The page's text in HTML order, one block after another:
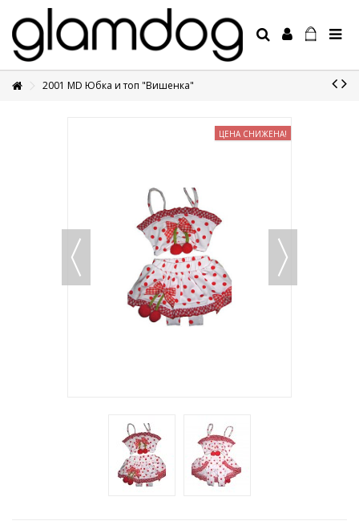
+7 495 1250410
2001 MD Юбка и топ "Вишенка"
ЦЕНА СНИЖЕНА!